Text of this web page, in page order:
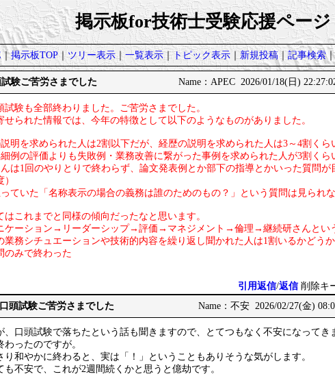
掲示板for技術士受験応援ページ
｜掲示板TOP｜ツリー表示｜一覧表示｜トピック表示｜新規投稿｜記事検索
験ご苦労さまでした Name：APEC 2026/01/18(日)
試験も全部終わりました。ご苦労さまでした。
せられた情報では、今年の特徴として以下のようなものがありました。
明を求められた人は2割以下だが、経歴の説明を求められた人は3～4割くら
例の評価よりも失敗例・業務改善に繋がった事例を求められた人が3割くら
は1回のやりとりで終わらず、論文発表例とか部下の指導とかいった質問が
ていた「名称表示の場合の義務は誰のためのもの？」という質問は見られ
はこれまでと同様の傾向だったなと思います。
ケーション→リーダーシップ→評価→マネジメント→倫理→継続研さんとい
務シチュエーションや技術的内容を繰り返し聞かれた人は1割いるかどう
のみで終わった
引用返信/返信 削除キ
頭試験ご苦労さまでした Name：不安 2026/02/27(金)
、口頭試験で落ちたという話も聞きますので、とてつもなく不安になってき
わったのですが。
り和やかに終わると、実は「！」ということもありそうな気がします。
も不安で、これが2週間続くかと思うと億劫です。